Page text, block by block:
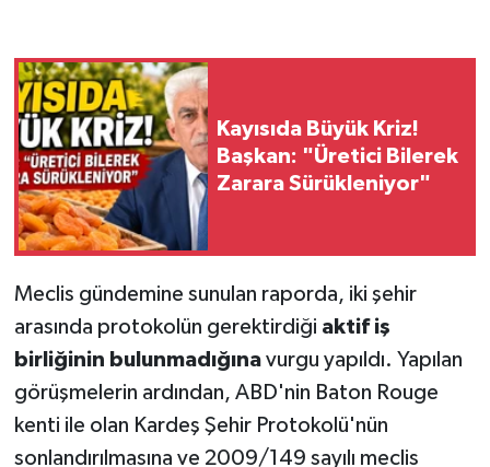
Kayısıda Büyük Kriz!
Başkan: "Üretici Bilerek
Zarara Sürükleniyor"
Meclis gündemine sunulan raporda, iki şehir
arasında protokolün gerektirdiği aktif iş
birliğinin bulunmadığınavurgu yapıldı. Yapılan
görüşmelerin ardından, ABD'nin Baton Rouge
kenti ile olan Kardeş Şehir Protokolü'nün
sonlandırılmasına ve 2009/149 sayılı meclis